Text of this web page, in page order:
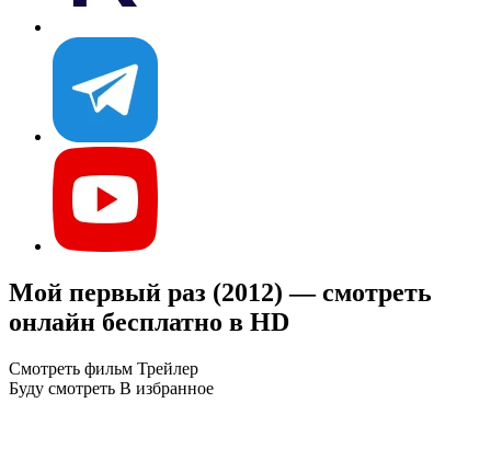
Мой первый раз (2012) — смотреть
онлайн бесплатно в HD
Смотреть фильм Трейлер
Буду смотреть В избранное